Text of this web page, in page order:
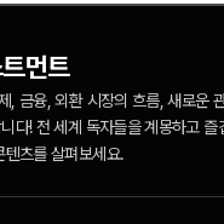
, 금융, 외환 시장의 흐름, 새로운
다! 전 세계 독자들을 계몽하고 즐
텐츠를 살펴보세요.